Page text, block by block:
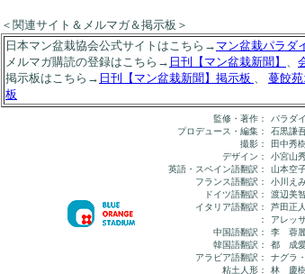
＜関連サイト＆メルマガ＆掲示板＞
日本マン盆栽協会公式サイトはこちら→ マン盆栽パラダ
メルマガ購読の登録はこちら→ 日刊【マン盆栽新聞】 、
掲示板はこちら→ 日刊【マン盆栽新聞】掲示板 、 蔓餃
板
監修・著作：
プロデュース・編集：
撮影：
デザイン：
英語・スペイン語翻訳：
フランス語翻訳：
ドイツ語翻訳：
イタリア語翻訳：
：
中国語翻訳：
韓国語翻訳：
アラビア語翻訳：
粘土人形：
パラダ
石黒謙
田中秀
小宮山
山本空
小川え
渡辺美
芦田正人
アレッ
李 蓉
都 成
ナグラ
林 慶